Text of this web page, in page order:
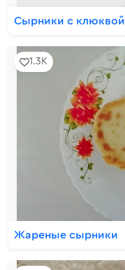
Сырники с клюквой
1.3K
Жареные сырники